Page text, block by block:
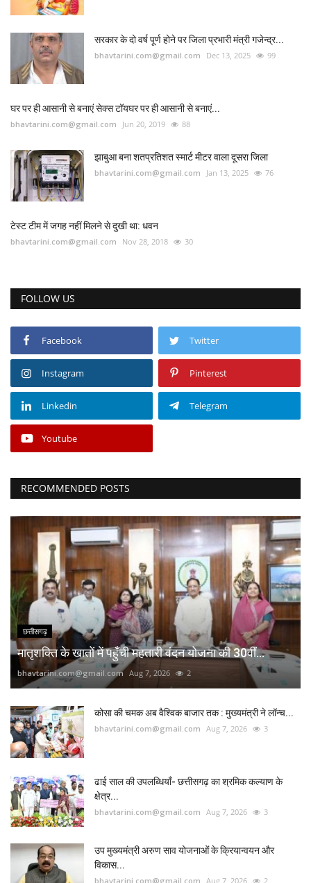
सरकार के दो वर्ष पूर्ण होने पर जिला प्रभारी मंत्री गजेन्द्र...
bhavtarini.com@gmail.com Dec 13, 2025 99
घर पर ही आसानी से बनाएं सेक्स टॉयघर पर ही आसानी से बनाएं...
bhavtarini.com@gmail.com Jun 20, 2019 88
झाबुआ बना शतप्रतिशत स्मार्ट मीटर वाला दूसरा जिला
bhavtarini.com@gmail.com Jan 13, 2025 76
टेस्ट टीम में जगह नहीं मिलने से दुखी था: धवन
bhavtarini.com@gmail.com Nov 28, 2018 30
FOLLOW US
Facebook Twitter
Instagram Pinterest
Linkedin Telegram
Youtube
RECOMMENDED POSTS
छत्तीसगढ़
मातृशक्ति के खातों में पहुँची महतारी वंदन योजना की 30वीं...
bhavtarini.com@gmail.com Aug 7, 2026 2
कोसा की चमक अब वैश्विक बाजार तक : मुख्यमंत्री ने लॉन्च...
bhavtarini.com@gmail.com Aug 7, 2026 3
ढाई साल की उपलब्धियाँ- छत्तीसगढ़ का श्रमिक कल्याण के
क्षेत्र...
bhavtarini.com@gmail.com Aug 7, 2026 3
उप मुख्यमंत्री अरुण साव योजनाओं के क्रियान्वयन और
विकास...
bhavtarini.com@gmail.com Aug 7, 2026 2